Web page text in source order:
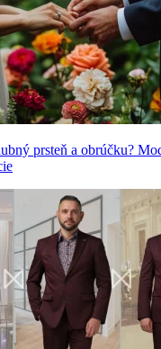
prsteň a obrúčku?